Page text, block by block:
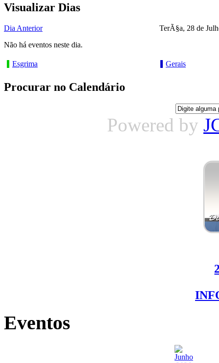
Visualizar Dias
Dia Anterior
TerÃ§a, 28 de
Não há eventos neste dia.
Esgrima Gerais
Procurar no Calendário
Powered by
Eventos